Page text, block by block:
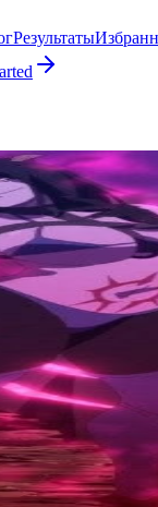
Результаты